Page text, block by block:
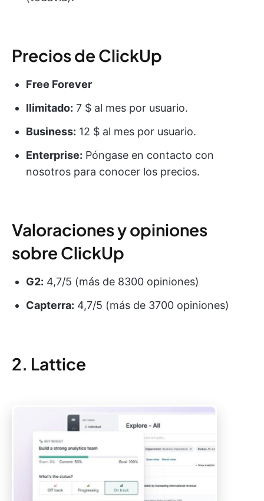
Precios de ClickUp
Free Forever
Ilimitado: 7 $ al mes por usuario.
Business: 12 $ al mes por usuario.
Enterprise: Póngase en contacto con
nosotros para conocer los precios.
Valoraciones y opiniones
sobre ClickUp
G2: 4,7/5 (más de 8300 opiniones)
Capterra: 4,7/5 (más de 3700 opiniones)
2. Lattice